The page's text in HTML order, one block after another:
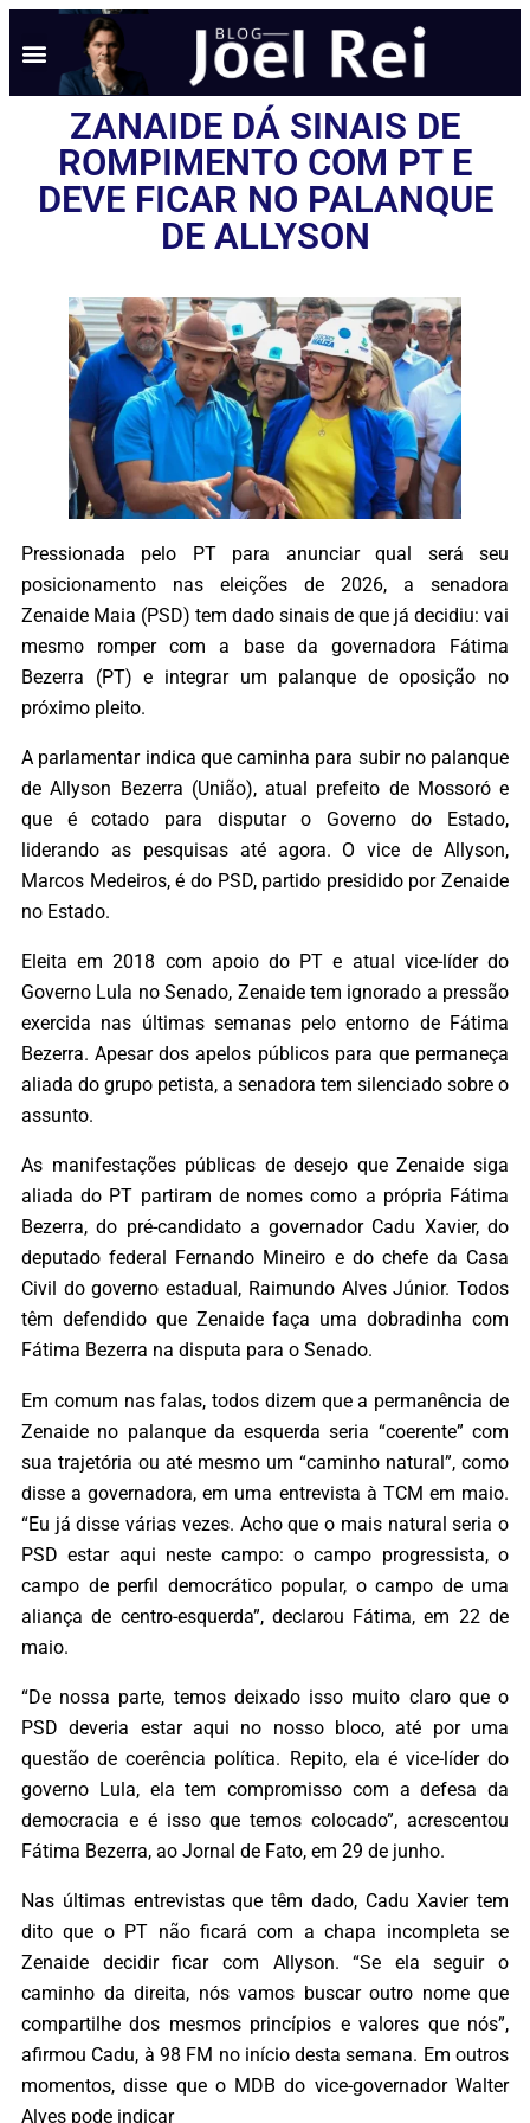
ZANAIDE DÁ SINAIS DE
ROMPIMENTO COM PT E
DEVE FICAR NO PALANQUE
DE ALLYSON
Pressionada pelo PT para anunciar qual será seu
posicionamento nas eleições de 2026, a senadora
Zenaide Maia (PSD) tem dado sinais de que já decidiu: vai
mesmo romper com a base da governadora Fátima
Bezerra (PT) e integrar um palanque de oposição no
próximo pleito.
A parlamentar indica que caminha para subir no palanque
de Allyson Bezerra (União), atual prefeito de Mossoró e
que é cotado para disputar o Governo do Estado,
liderando as pesquisas até agora. O vice de Allyson,
Marcos Medeiros, é do PSD, partido presidido por Zenaide
no Estado.
Eleita em 2018 com apoio do PT e atual vice-líder do
Governo Lula no Senado, Zenaide tem ignorado a pressão
exercida nas últimas semanas pelo entorno de Fátima
Bezerra. Apesar dos apelos públicos para que permaneça
aliada do grupo petista, a senadora tem silenciado sobre o
assunto.
As manifestações públicas de desejo que Zenaide siga
aliada do PT partiram de nomes como a própria Fátima
Bezerra, do pré-candidato a governador Cadu Xavier, do
deputado federal Fernando Mineiro e do chefe da Casa
Civil do governo estadual, Raimundo Alves Júnior. Todos
têm defendido que Zenaide faça uma dobradinha com
Fátima Bezerra na disputa para o Senado.
Em comum nas falas, todos dizem que a permanência de
Zenaide no palanque da esquerda seria “coerente” com
sua trajetória ou até mesmo um “caminho natural”, como
disse a governadora, em uma entrevista à TCM em maio.
“Eu já disse várias vezes. Acho que o mais natural seria o
PSD estar aqui neste campo: o campo progressista, o
campo de perfil democrático popular, o campo de uma
aliança de centro-esquerda”, declarou Fátima, em 22 de
maio.
“De nossa parte, temos deixado isso muito claro que o
PSD deveria estar aqui no nosso bloco, até por uma
questão de coerência política. Repito, ela é vice-líder do
governo Lula, ela tem compromisso com a defesa da
democracia e é isso que temos colocado”, acrescentou
Fátima Bezerra, ao Jornal de Fato, em 29 de junho.
Nas últimas entrevistas que têm dado, Cadu Xavier tem
dito que o PT não ficará com a chapa incompleta se
Zenaide decidir ficar com Allyson. “Se ela seguir o
caminho da direita, nós vamos buscar outro nome que
compartilhe dos mesmos princípios e valores que nós”,
afirmou Cadu, à 98 FM no início desta semana. Em outros
momentos, disse que o MDB do vice-governador Walter
Alves pode indicar